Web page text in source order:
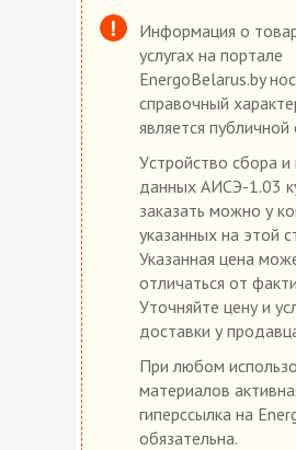
Информация о
услугах на портале
EnergoBelarus.by
справочный
является
Уcтройство сбора и
данных АИСЭ-1.03
заказать можно у
указанных на этой
Указанная цена
отличаться от
Уточняйте цену и
доставки у
При любом
материалов
гиперссылка на
обязательна.